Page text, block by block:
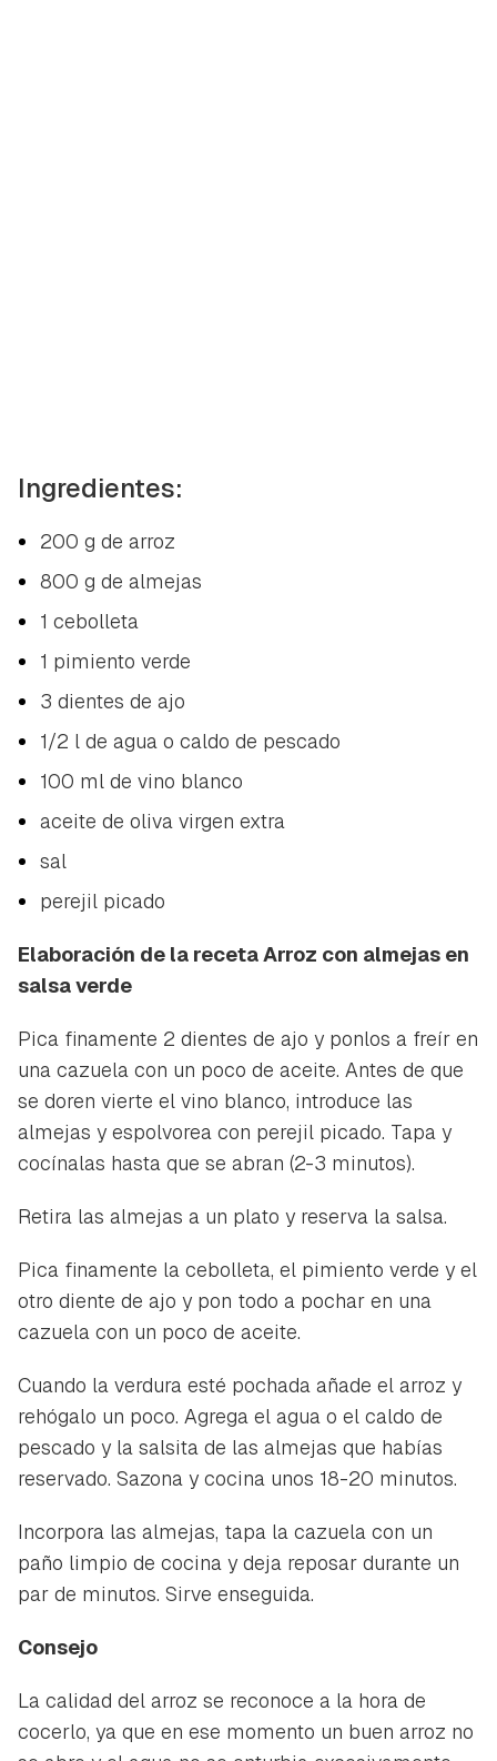
Guardar como favorito
Para poder guardar como favorito, primero has de
iniciar sesión con tu cuenta de Hogarmanía.
INICIAR SESIÓN CANCELAR
Ingredientes:
200 g de arroz
800 g de almejas
1 cebolleta
1 pimiento verde
3 dientes de ajo
1/2 l de agua o caldo de pescado
100 ml de vino blanco
aceite de oliva virgen extra
sal
perejil picado
Elaboración de la receta Arroz con almejas en
salsa verde
Pica finamente 2 dientes de ajo y ponlos a freír en
una cazuela con un poco de aceite. Antes de que
se doren vierte el vino blanco, introduce las
almejas y espolvorea con perejil picado. Tapa y
cocínalas hasta que se abran (2-3 minutos).
Retira las almejas a un plato y reserva la salsa.
Pica finamente la cebolleta, el pimiento verde y el
otro diente de ajo y pon todo a pochar en una
cazuela con un poco de aceite.
Cuando la verdura esté pochada añade el arroz y
rehógalo un poco. Agrega el agua o el caldo de
pescado y la salsita de las almejas que habías
reservado. Sazona y cocina unos 18-20 minutos.
Incorpora las almejas, tapa la cazuela con un
paño limpio de cocina y deja reposar durante un
par de minutos. Sirve enseguida.
Consejo
La calidad del arroz se reconoce a la hora de
cocerlo, ya que en ese momento un buen arroz no
Contenido enviado